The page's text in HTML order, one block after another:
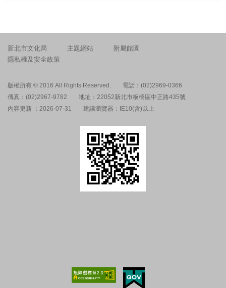
新北市文化局 主題網站
附屬館園
隱私權及安全政策
版權所有 © 2016 All Rights Reserved.
電話：(02)2969-0366
傳真：(02)2967-9782
地址：22052新北市板橋區中正路435號
內容更新 ：2026-07-31
建議瀏覽器：IE10(含)以上